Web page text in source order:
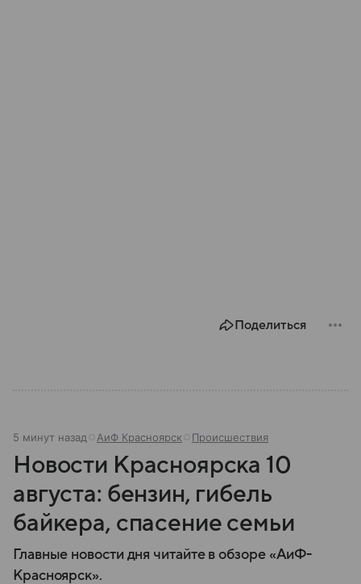
Поделиться
5 минут назад АиФ Красноярск Происшествия
Новости Красноярска 10
августа: бензин, гибель
байкера, спасение семьи
Главные новости дня читайте в обзоре «АиФ-
Красноярск».